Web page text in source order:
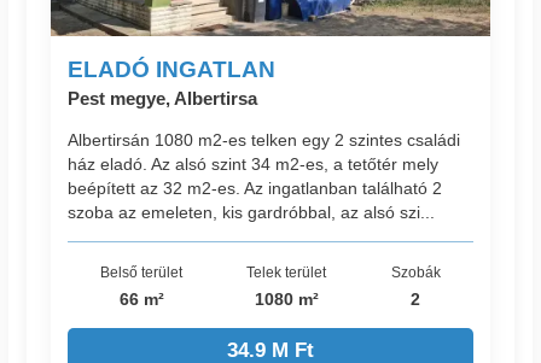
ELADÓ INGATLAN
Pest megye, Albertirsa
Albertirsán 1080 m2-es telken egy 2 szintes családi
ház eladó. Az alsó szint 34 m2-es, a tetőtér mely
beépített az 32 m2-es. Az ingatlanban található 2
szoba az emeleten, kis gardróbbal, az alsó szi...
Belső terület
66 m²
Telek terület
1080 m²
Szobák
2
34.9 M Ft